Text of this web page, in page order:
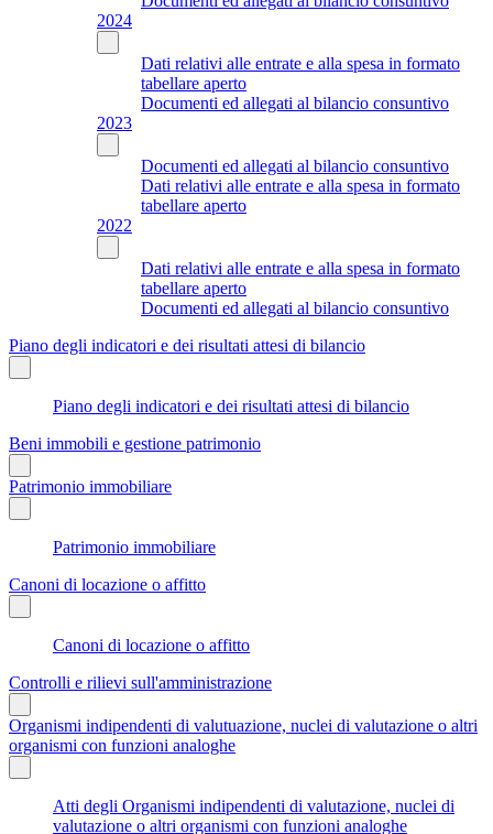
2024
Dati relativi alle entrate e alla spesa in formato
tabellare aperto
Documenti ed allegati al bilancio consuntivo
2023
Documenti ed allegati al bilancio consuntivo
Dati relativi alle entrate e alla spesa in formato
tabellare aperto
2022
Dati relativi alle entrate e alla spesa in formato
tabellare aperto
Documenti ed allegati al bilancio consuntivo
Piano degli indicatori e dei risultati attesi di bilancio
Piano degli indicatori e dei risultati attesi di bilancio
Beni immobili e gestione patrimonio
Patrimonio immobiliare
Patrimonio immobiliare
Canoni di locazione o affitto
Canoni di locazione o affitto
Controlli e rilievi sull'amministrazione
Organismi indipendenti di valutuazione, nuclei di valutazione o altri
organismi con funzioni analoghe
Atti degli Organismi indipendenti di valutazione, nuclei di
valutazione o altri organismi con funzioni analoghe